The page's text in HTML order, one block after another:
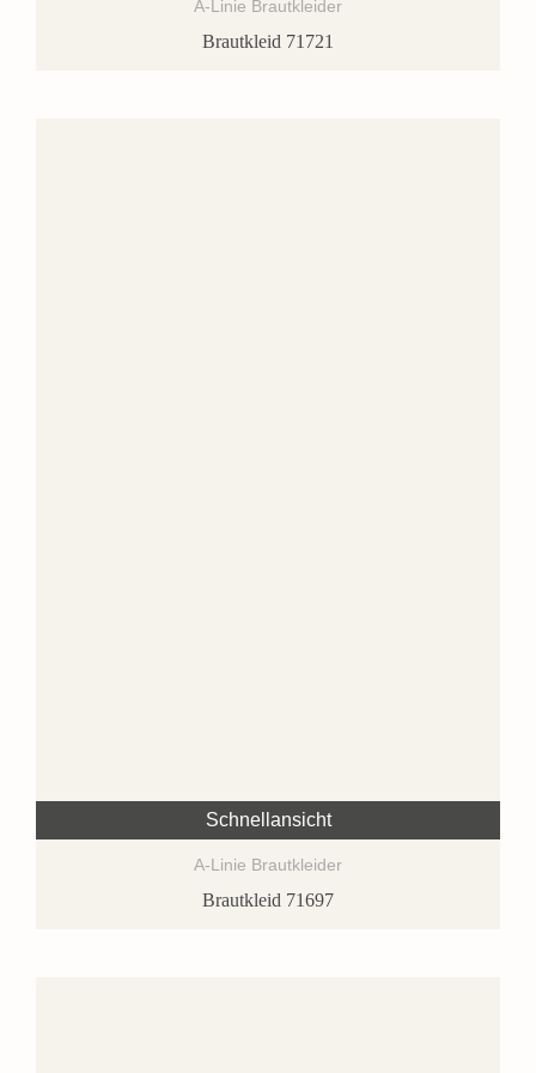
A-Linie Brautkleider
Brautkleid 71721
Schnellansicht
A-Linie Brautkleider
Brautkleid 71697